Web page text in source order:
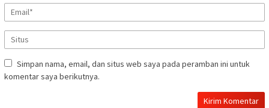
Simpan nama, email, dan situs web saya pada peramban ini untuk
komentar saya berikutnya.